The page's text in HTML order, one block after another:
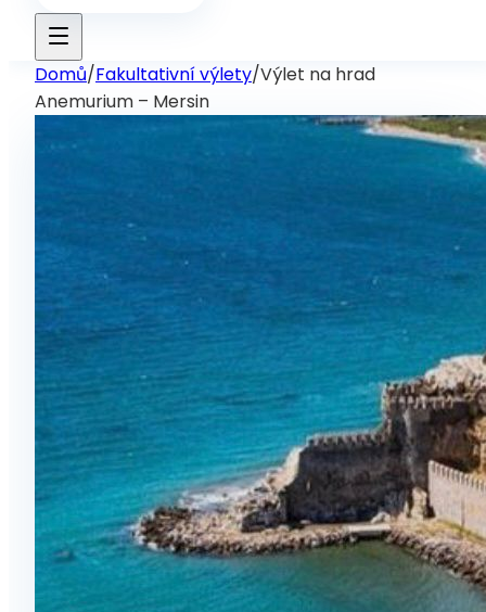
Domů/Fakultativní výlety/Výlet na hrad
Anemurium – Mersin